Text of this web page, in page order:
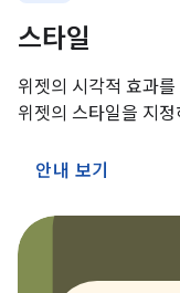
스타일
위젯의 시각적 효과
위젯의 스타일을 지
안내 보기